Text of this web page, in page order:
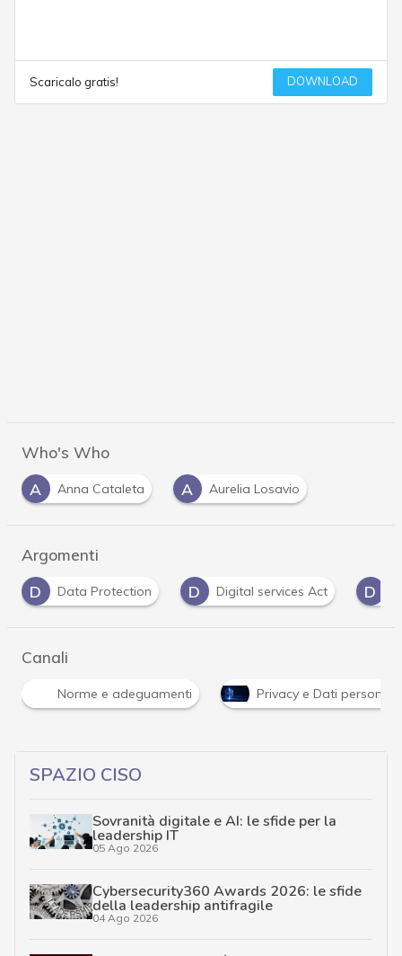
Scaricalo gratis! DOWNLOAD
Who's Who
A
Anna Cataleta A Aurelia Losavio
Argomenti
D
Data Protection D Digital services Act D
Canali
Norme e adeguamenti Privacy e Dati personali
SPAZIO CISO
Sovranità digitale e AI: le sfide per la
leadership IT
05 Ago 2026
Cybersecurity360 Awards 2026: le sfide
della leadership antifragile
04 Ago 2026